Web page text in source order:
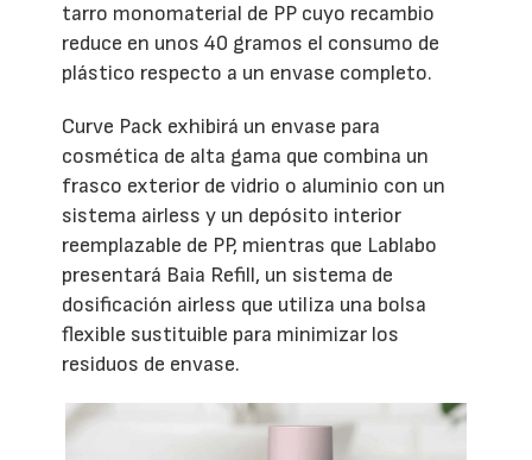
tarro monomaterial de PP cuyo recambio
reduce en unos 40 gramos el consumo de
plástico respecto a un envase completo.
Curve Pack exhibirá un envase para
cosmética de alta gama que combina un
frasco exterior de vidrio o aluminio con un
sistema airless y un depósito interior
reemplazable de PP, mientras que Lablabo
presentará Baia Refill, un sistema de
dosificación airless que utiliza una bolsa
flexible sustituible para minimizar los
residuos de envase.